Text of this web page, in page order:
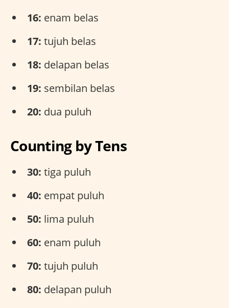
16: enam belas
17: tujuh belas
18: delapan belas
19: sembilan belas
20: dua puluh
Counting by Tens
30: tiga puluh
40: empat puluh
50: lima puluh
60: enam puluh
70: tujuh puluh
80: delapan puluh